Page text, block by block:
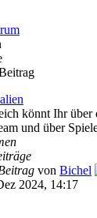
könnt Ihr über
und über
von Bichel
2024, 14:17